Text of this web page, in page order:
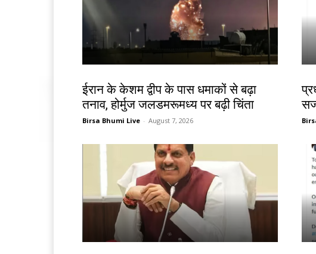
ईरान के केशम द्वीप के पास धमाकों से बढ़ा
तनाव, होर्मुज जलडमरूमध्य पर बढ़ी चिंता
Birsa Bhumi Live - August 7, 2026